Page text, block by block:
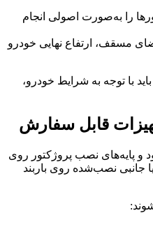
را به‌صورت اصولی انجام
مسقف، ارتفاع نهایی خودرو
با توجه به شرایط خودرو،
قابل سفارش
و پایه‌های نصب پروژکتور روی
جانبی نصب‌شده روی باربند